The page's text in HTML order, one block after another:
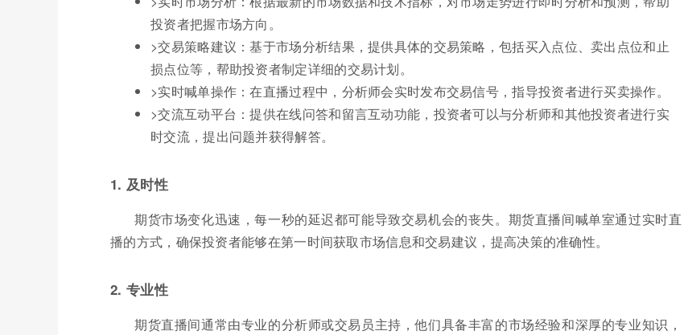
投资者把握市场方向。
>交易策略建议：基于市场分析结果，提供具体的交易策略，包括买入点位、卖出点位和止
损点位等，帮助投资者制定详细的交易计划。
>实时喊单操作：在直播过程中，分析师会实时发布交易信号，指导投资者进行买卖操作。
>交流互动平台：提供在线问答和留言互动功能，投资者可以与分析师和其他投资者进行实
时交流，提出问题并获得解答。
1. 及时性
期货市场变化迅速，每一秒的延迟都可能导致交易机会的丧失。期货直播间喊单室通过实时直
播的方式，确保投资者能够在第一时间获取市场信息和交易建议，提高决策的准确性。
2. 专业性
期货直播间通常由专业的分析师或交易员主持，他们具备丰富的市场经验和深厚的专业知识，